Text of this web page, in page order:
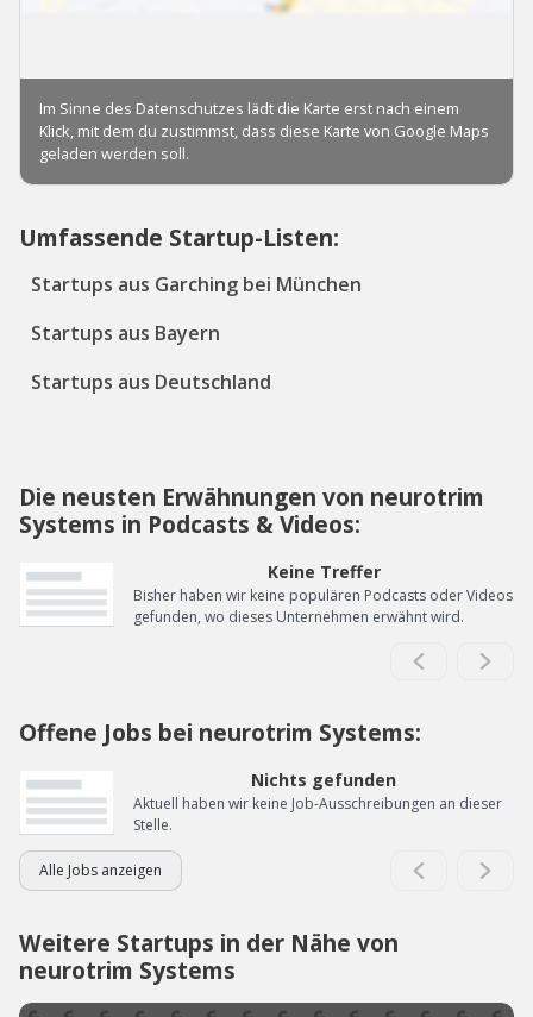
Umfassende Startup-Listen:
Startups aus Garching bei München
Startups aus Bayern
Startups aus Deutschland
Die neusten Erwähnungen von neurotrim
Systems in Podcasts & Videos:
Keine Treffer
Bisher haben wir keine populären Podcasts oder Videos
gefunden, wo dieses Unternehmen erwähnt wird.
Offene Jobs bei neurotrim Systems:
Nichts gefunden
Aktuell haben wir keine Job-Ausschreibungen an dieser
Stelle.
Alle Jobs anzeigen
Weitere Startups in der Nähe von
neurotrim Systems